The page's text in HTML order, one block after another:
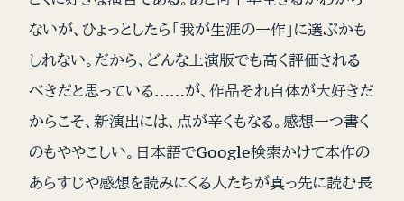
ないが、ひょっとしたら「我が生涯の一作」に選ぶかも
しれない。だから、どんな上演版でも高く評価される
べきだと思っている……が、作品それ自体が大好きだ
からこそ、新演出には、点が辛くもなる。感想一つ書く
のもややこしい。日本語でGoogle検索かけて本作の
あらすじや感想を読みにくる人たちが真っ先に読む長